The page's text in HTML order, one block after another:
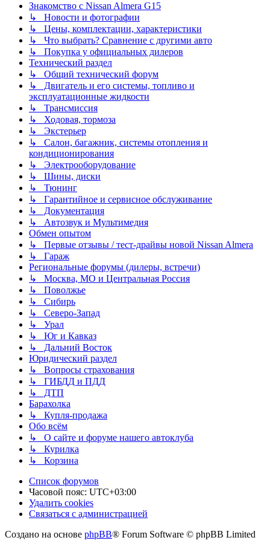
Знакомство с Nissan Almera G15
↳ Новости и фотографии
↳ Цены, комплектации, характеристики
↳ Что выбрать? Сравнение с другими авто
↳ Покупка у официальных дилеров
Технический раздел
↳ Общий технический форум
↳ Двигатель и его системы, топливо и
эксплуатационные жидкости
↳ Трансмиссия
↳ Ходовая, тормоза
↳ Экстерьер
↳ Салон, багажник, системы отопления и
кондиционирования
↳ Электрооборудование
↳ Шины, диски
↳ Тюнинг
↳ Гарантийное и сервисное обслуживание
↳ Документация
↳ Автозвук и Мультимедия
Обмен опытом
↳ Первые отзывы / тест-драйвы новой Nissan Almera
↳ Гараж
Региональные форумы (дилеры, встречи)
↳ Москва, МО и Центральная Россия
↳ Поволжье
↳ Сибирь
↳ Северо-Запад
↳ Урал
↳ Юг и Кавказ
↳ Дальний Восток
Юридический раздел
↳ Вопросы страхования
↳ ГИБДД и ПДД
↳ ДТП
Барахолка
↳ Купля-продажа
Обо всём
↳ О сайте и форуме нашего автоклуба
↳ Курилка
↳ Корзина
Список форумов
Часовой пояс: UTC+03:00
Удалить cookies
Связаться с администрацией
Создано на основе phpBB® Forum Software © phpBB Limited